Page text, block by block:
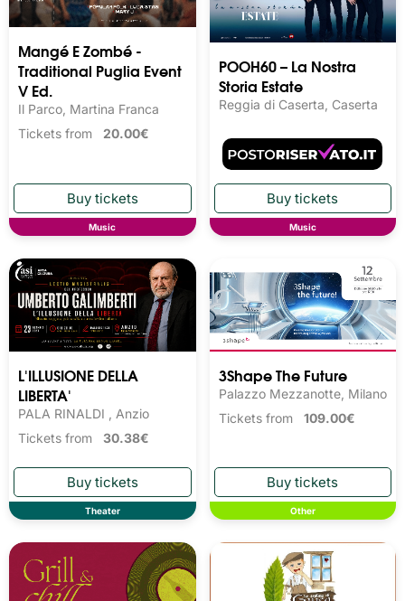
Mangé E Zombé -
Traditional Puglia Event
V Ed.
Il Parco, Martina Franca
Tickets from 20.00€
Music
POOH60 – La Nostra
Storia Estate
Reggia di Caserta, Caserta
Music
L'ILLUSIONE DELLA
LIBERTA'
PALA RINALDI , Anzio
Tickets from 30.38€
Theater
3Shape The Future
Palazzo Mezzanotte, Milano
Tickets from 109.00€
Other